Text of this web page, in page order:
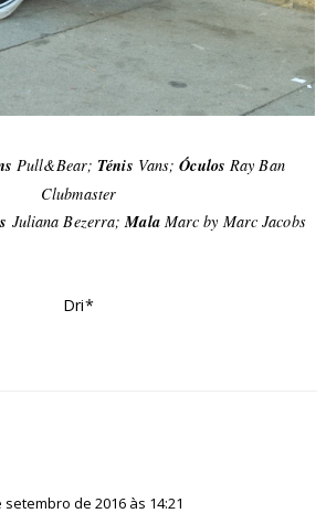
Pull&Bear; Ténis Vans;Óculos Ray Ban
Clubmaster
Juliana Bezerra;MalaMarc by Marc Jacobs
Dri*
setembro de 2016 às 14:21